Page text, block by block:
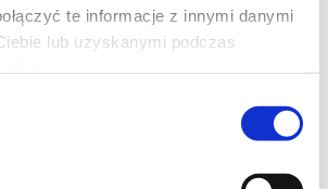
te informacje z innymi danymi
lub uzyskanymi podczas